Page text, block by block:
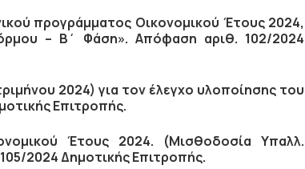
προγράμματος Οικονομικού Έτους 2024,
– Β΄ Φάση».Απόφαση αριθ. 102/2024
2024) για τον έλεγχο υλοποίησης του
Επιτροπής.
Έτους 2024. (Μισθοδοσία Υπαλλ.
2024 Δημοτικής Επιτροπής.